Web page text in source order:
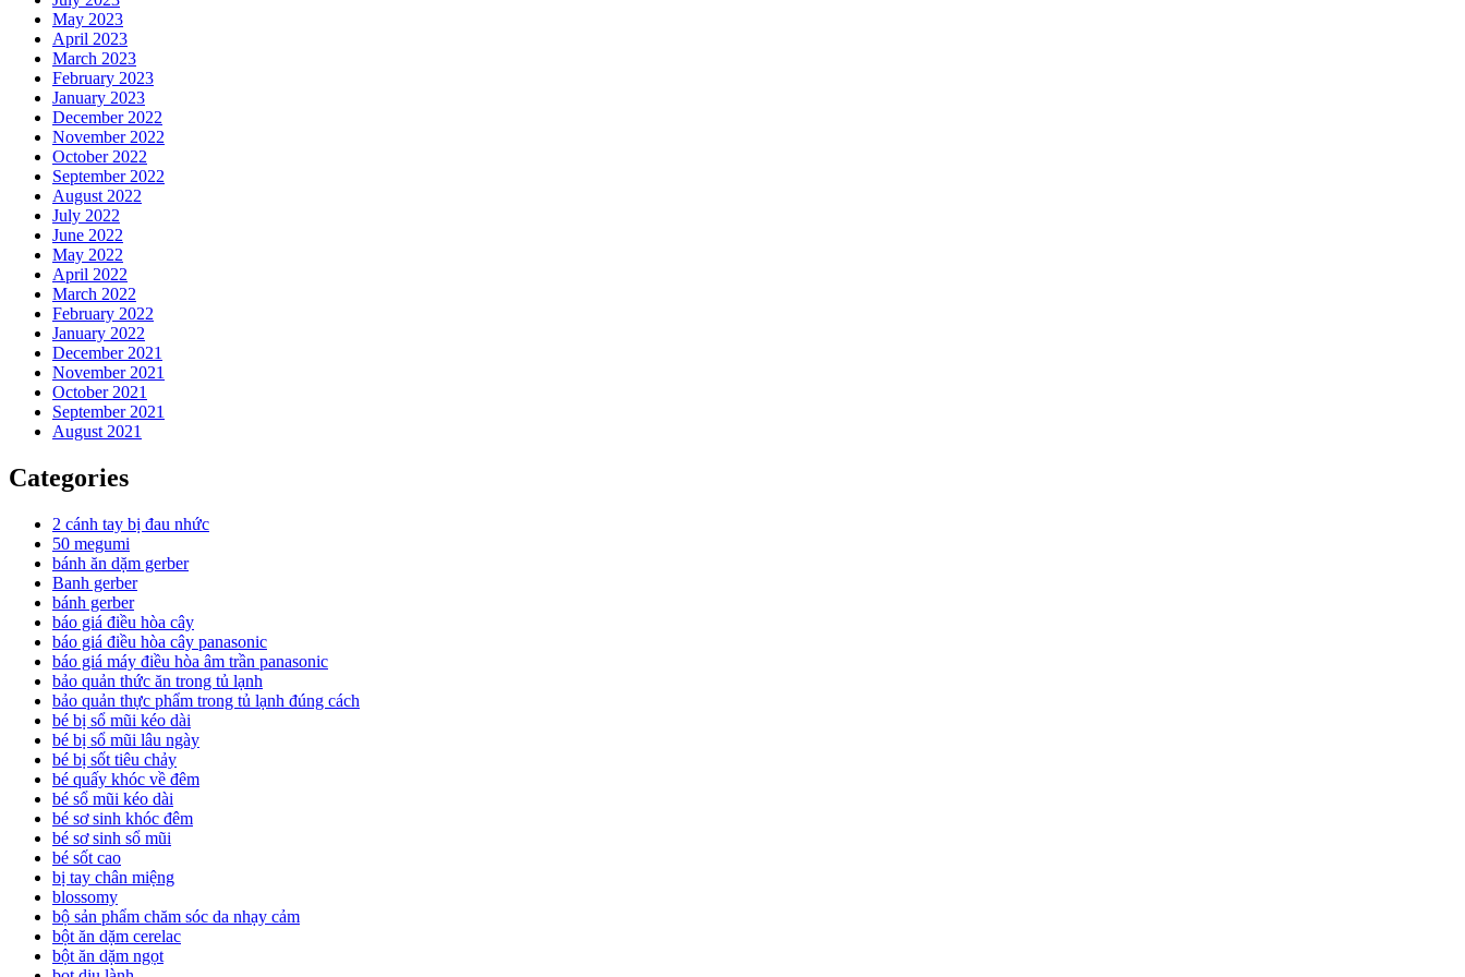
May 2023
April 2023
March 2023
February 2023
January 2023
December 2022
November 2022
October 2022
September 2022
August 2022
July 2022
June 2022
May 2022
April 2022
March 2022
February 2022
January 2022
December 2021
November 2021
October 2021
September 2021
August 2021
Categories
2 cánh tay bị đau nhức
50 megumi
bánh ăn dặm gerber
Banh gerber
bánh gerber
báo giá điều hòa cây
báo giá điều hòa cây panasonic
báo giá máy điều hòa âm trần panasonic
bảo quản thức ăn trong tủ lạnh
bảo quản thực phẩm trong tủ lạnh đúng cách
bé bị sổ mũi kéo dài
bé bị sổ mũi lâu ngày
bé bị sốt tiêu chảy
bé quấy khóc về đêm
bé sổ mũi kéo dài
bé sơ sinh khóc đêm
bé sơ sinh sổ mũi
bé sốt cao
bị tay chân miệng
blossomy
bộ sản phẩm chăm sóc da nhạy cảm
bột ăn dặm cerelac
bột ăn dặm ngọt